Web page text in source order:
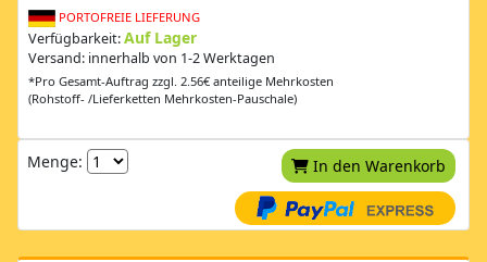
PORTOFREIE LIEFERUNG
Verfügbarkeit:Auf Lager
Versand: innerhalb von 1-2 Werktagen
*Pro Gesamt-Auftrag zzgl. 2.56€ anteilige Mehrkosten
(Rohstoff- /Lieferketten Mehrkosten-Pauschale)
Menge: In den Warenkorb